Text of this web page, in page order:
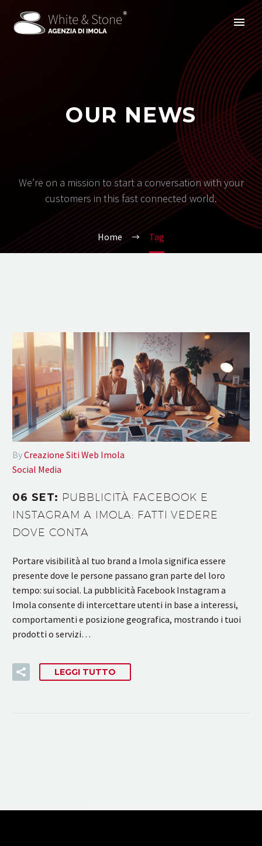
OUR NEWS
We’re on a mission to start a conversation with your
customers in this fast connected world.
Home Tag
ByCreazione Siti Web Imola
Social Media
06 SET: PUBBLICITÀ FACEBOOK E
INSTAGRAM A IMOLA: FATTI VEDERE
DOVE CONTA
Portare visibilità al tuo brand a Imola significa essere
presente dove le persone passano gran parte del loro
tempo: sui social. La pubblicità Facebook Instagram a
Imola consente di intercettare utenti in base a interessi,
comportamenti e posizione geografica, mostrando i tuoi
prodotti o servizi…
LEGGI TUTTO